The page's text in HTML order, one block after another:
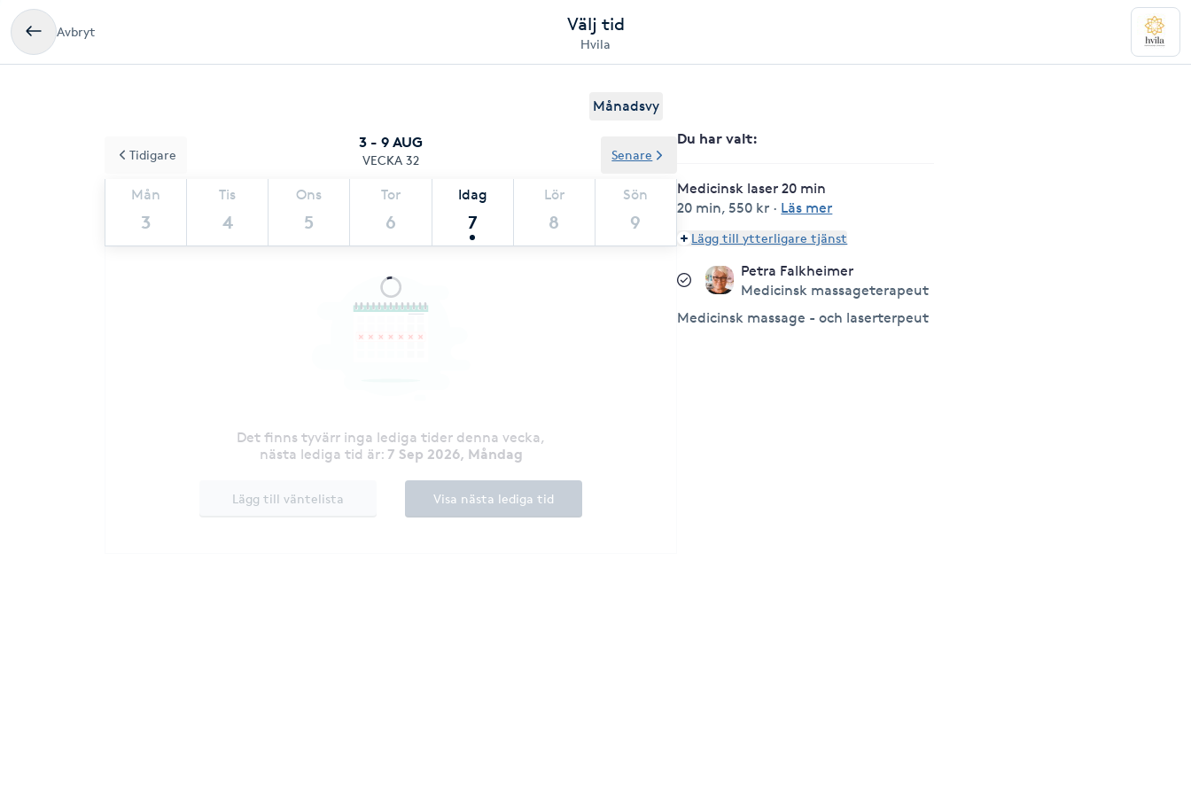
Avbryt Välj tid
Hvila
Månadsvy
3 - 9 AUG
VECKA 32
Mån
3
Tis
4
Ons
5
Tor
6
Idag
7
Lör
8
Sön
9
Tidigare Senare
Det finns tyvärr inga lediga tider denna vecka,
nästa lediga tid är: 7 Sep 2026, Måndag
Lägg till väntelista Visa nästa lediga tid
Du har valt:
Medicinsk laser 20 min
20 min, 550 kr · Läs mer
Lägg till ytterligare tjänst
Petra Falkheimer
Medicinsk massageterapeut
Medicinsk massage - och laserterpeut